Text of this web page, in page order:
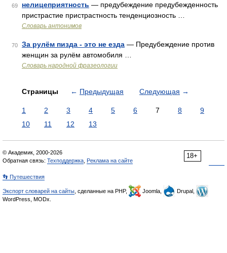
69 нелицеприятность — предубеждение предубежденность
пристрастие пристрастность тенденциозность …
Словарь антонимов
70 За рулём пизда - это не езда — Предубеждение против
женщин за рулём автомобиля …
Словарь народной фразеологии
Страницы ← Предыдущая Следующая →
1 2 3 4 5 6 7 8
9
10
11 12 13
18+
© Академик, 2000-2026
Обратная связь: Техподдержка Реклама на сайте
👣 Путешествия
Экспорт словарей на сайты , сделанные на PHP, Joomla,
Drupal,
WordPress, MODx.